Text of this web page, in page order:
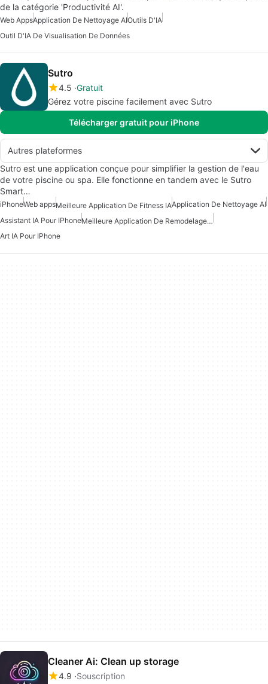
de la catégorie 'Productivité AI'.
Web AppsApplication De Nettoyage AIOutils D'IA
Outil D'IA De Visualisation De Données
Sutro
4.5 Gratuit
Gérez votre piscine facilement avec Sutro
Télécharger gratuit pour iPhone
Autres plateformes
Sutro est une application conçue pour simplifier la gestion de l'eau
de votre piscine ou spa. Elle fonctionne en tandem avec le Sutro
Smart…
iPhoneWeb appsMeilleure Application De Fitness IAApplication De Nettoyage AI
Assistant IA Pour IPhone
Meilleure Application De Remodelage IA
Art IA Pour IPhone
Cleaner Ai: Clean up storage
4.9 Souscription